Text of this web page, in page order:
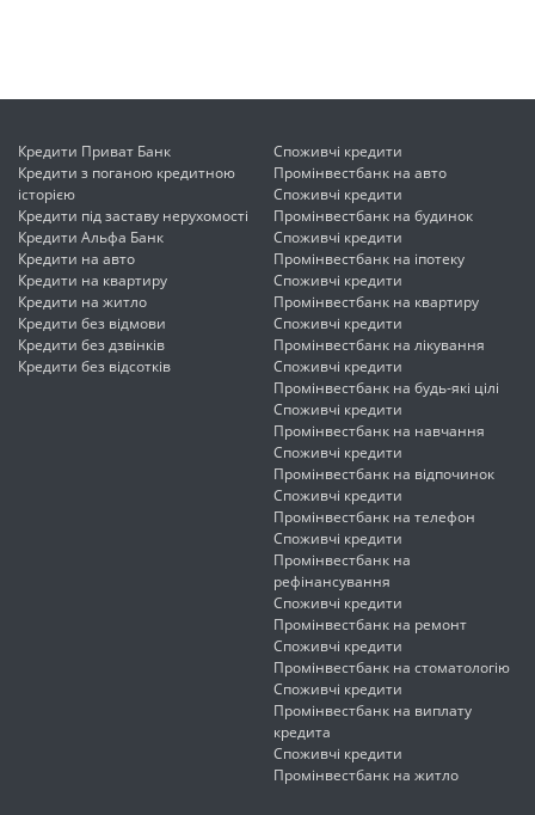
Кредити Приват Банк
Кредити з поганою кредитною
історією
Кредити під заставу нерухомості
Кредити Альфа Банк
Кредити на авто
Кредити на квартиру
Кредити на житло
Кредити без відмови
Кредити без дзвінків
Кредити без відсотків
Споживчі кредити
Промінвестбанк на авто
Споживчі кредити
Промінвестбанк на будинок
Споживчі кредити
Промінвестбанк на іпотеку
Споживчі кредити
Промінвестбанк на квартиру
Споживчі кредити
Промінвестбанк на лікування
Споживчі кредити
Промінвестбанк на будь-які цілі
Споживчі кредити
Промінвестбанк на навчання
Споживчі кредити
Промінвестбанк на відпочинок
Споживчі кредити
Промінвестбанк на телефон
Споживчі кредити
Промінвестбанк на
рефінансування
Споживчі кредити
Промінвестбанк на ремонт
Споживчі кредити
Промінвестбанк на стоматологію
Споживчі кредити
Промінвестбанк на виплату
кредита
Споживчі кредити
Промінвестбанк на житло